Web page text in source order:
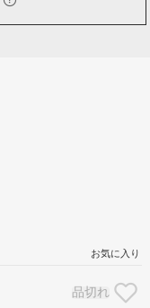
お気に入り
品切れ